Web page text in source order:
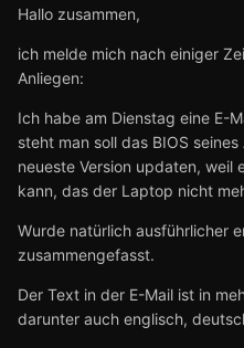
Hallo zusammen,
ich melde mich nach einiger
Anliegen:
Ich habe am Dienstag eine E-
steht man soll das BIOS
neueste Version updaten, weil
kann, das der Laptop nicht
Wurde natürlich ausführlicher
zusammengefasst.
Der Text in der E-Mail ist in
darunter auch englisch,